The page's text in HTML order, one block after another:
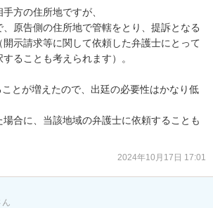
方の住所地ですが、
原告側の住所地で管轄をとり、提訴となる
開示請求等に関して依頼した弁護士にとって
ることも考えられます）。
とが増えたので、出廷の必要性はかなり低
合に、当該地域の弁護士に依頼することも
2024年10月17日 17:01
ん